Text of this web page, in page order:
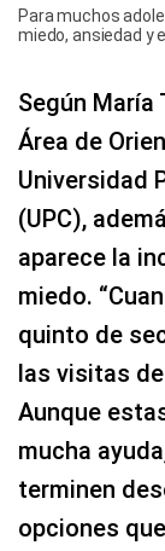
Para muchos
miedo, ansiedad y
Según María
Área de
Universidad
(UPC),
aparece la
miedo.
quinto de
las visitas
Aunque
mucha
terminen
opciones que